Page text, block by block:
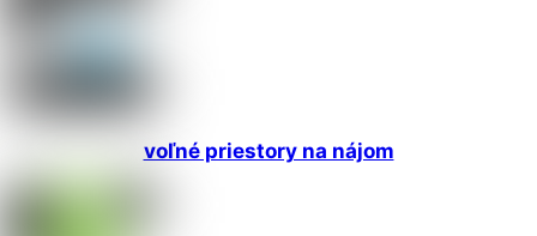
voľné priestory na nájom